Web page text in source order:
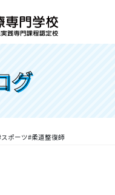
グ
ポーツ#柔道整復師